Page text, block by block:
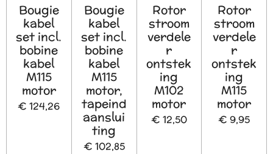
Bougie
kabel
set incl.
bobine
kabel
M115
motor
€ 124,26
Bougie
kabel
set incl.
bobine
kabel
M115
motor,
tapeind
aanslui
ting
€ 102,85
Rotor
stroom
verdele
r
ontstek
ing
M102
motor
€ 12,50
Rotor
stroom
verdele
r
ontstek
ing
M115
motor
€ 9,95